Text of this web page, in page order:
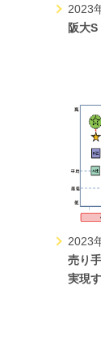
2023
阪大
2023
売り
実現